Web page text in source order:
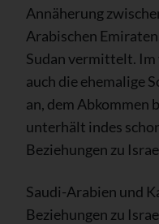
Annäherung
Arabischen
Sudan vermittelt. Im
auch die ehemalige
an, dem Abkommen
unterhält indes
Beziehungen zu
Saudi-Arabien und
Beziehungen zu